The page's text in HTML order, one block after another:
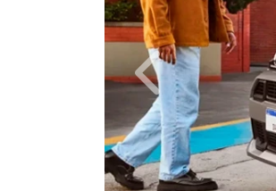
Anterior